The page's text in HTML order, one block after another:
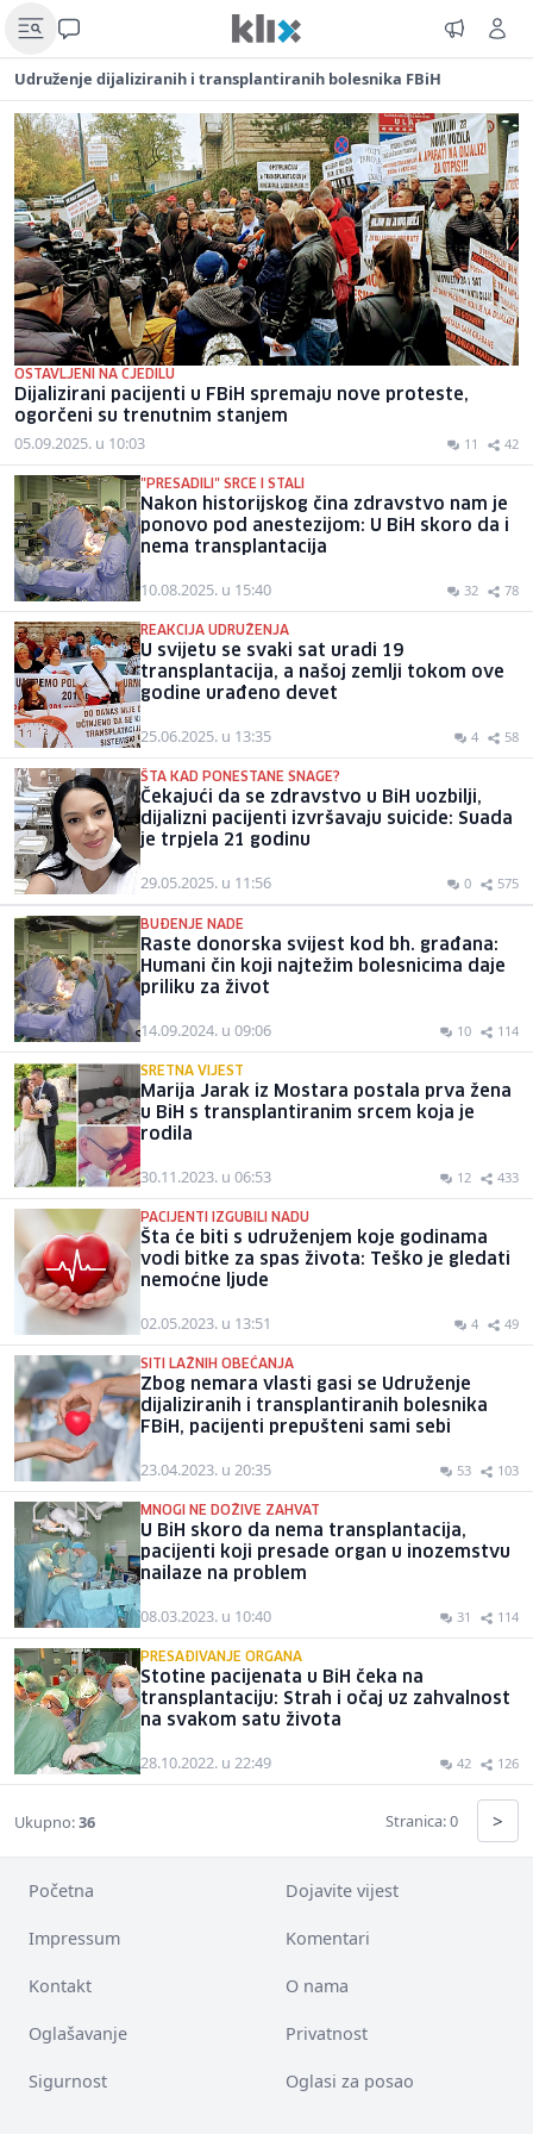
Udruženje dijaliziranih i transplantiranih bolesnika FBiH
OSTAVLJENI NA CJEDILU
Dijalizirani pacijenti u FBiH spremaju nove proteste,
ogorčeni su trenutnim stanjem
05.09.2025. u 10:03 11 42
"PRESADILI" SRCE I STALI
Nakon historijskog čina zdravstvo nam je
ponovo pod anestezijom: U BiH skoro da i
nema transplantacija
10.08.2025. u 15:40 32 78
REAKCIJA UDRUŽENJA
U svijetu se svaki sat uradi 19
transplantacija, a našoj zemlji tokom ove
godine urađeno devet
25.06.2025. u 13:35 4 58
ŠTA KAD PONESTANE SNAGE?
Čekajući da se zdravstvo u BiH uozbilji,
dijalizni pacijenti izvršavaju suicide: Suada
je trpjela 21 godinu
29.05.2025. u 11:56 0 575
BUĐENJE NADE
Raste donorska svijest kod bh. građana:
Humani čin koji najtežim bolesnicima daje
priliku za život
14.09.2024. u 09:06 10 114
SRETNA VIJEST
Marija Jarak iz Mostara postala prva žena
u BiH s transplantiranim srcem koja je
rodila
30.11.2023. u 06:53 12 433
PACIJENTI IZGUBILI NADU
Šta će biti s udruženjem koje godinama
vodi bitke za spas života: Teško je gledati
nemoćne ljude
02.05.2023. u 13:51 4 49
SITI LAŽNIH OBEĆANJA
Zbog nemara vlasti gasi se Udruženje
dijaliziranih i transplantiranih bolesnika
FBiH, pacijenti prepušteni sami sebi
23.04.2023. u 20:35 53 103
MNOGI NE DOŽIVE ZAHVAT
U BiH skoro da nema transplantacija,
pacijenti koji presade organ u inozemstvu
nailaze na problem
08.03.2023. u 10:40 31 114
PRESAĐIVANJE ORGANA
Stotine pacijenata u BiH čeka na
transplantaciju: Strah i očaj uz zahvalnost
na svakom satu života
28.10.2022. u 22:49 42 126
Ukupno:36 Stranica: 0 >
Početna Dojavite vijest
Impressum Komentari
Kontakt O nama
Oglašavanje Privatnost
Sigurnost Oglasi za posao